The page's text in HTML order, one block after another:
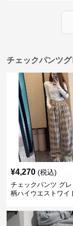
チェックパンツ
¥4,270 (税込)
チェックパンツ グ
柄ハイウエストワイ